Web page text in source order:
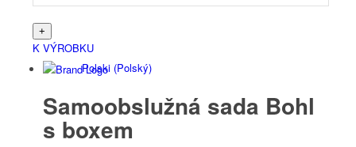
Polski(Polský)
K VÝROBKU
Samoobslužná sada Bohl
s boxem